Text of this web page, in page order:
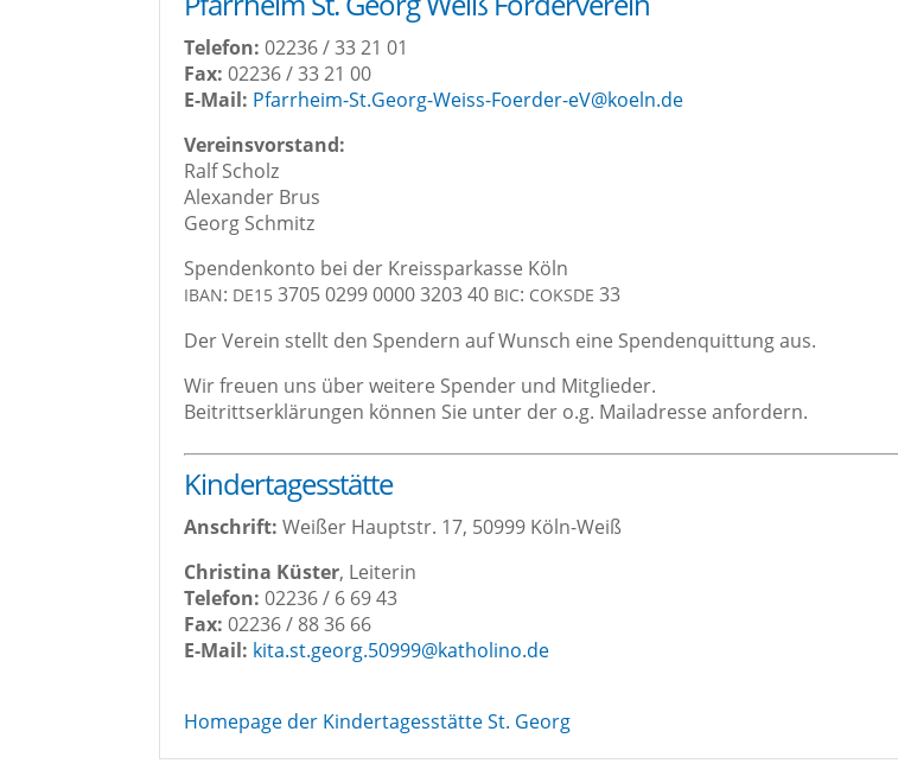
Tele­fon: 02236 / 33 21 01
Fax: 02236 / 33 21 00
E‑Mail: Pfarrheim-St.Georg-Weiss-Foerder-eV@koeln.de
Ver­eins­vor­stand:
Ralf Scholz
Alex­an­der Brus
Georg Schmitz
Spen­den­kon­to bei der Kreis­spar­kas­se Köln
IBAN: DE15 3705 0299 0000 3203 40 BIC: COKSDE 33
Der Ver­ein stellt den Spen­dern auf Wunsch eine Spen­den­quit­tung aus.
Wir freu­en uns über wei­te­re Spen­der und Mit­glie­der.
Bei­tritts­er­klä­run­gen kön­nen Sie unter der o.g. Mail­adres­se anfordern.
Kin­der­ta­ges­stät­te
Anschrift: Wei­ßer Haupt­str. 17, 50999 Köln-Weiß
Chris­ti­na Küs­ter, Lei­te­rin
Tele­fon: 02236 / 6 69 43
Fax: 02236 / 88 36 66
E‑Mail: kita.st.georg.50999@katholino.de
Home­page der Kin­der­ta­ges­stät­te St. Georg